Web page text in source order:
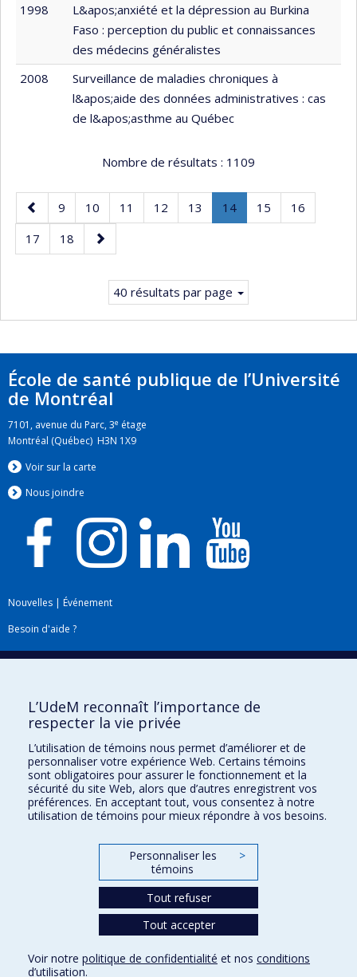
1998
L&apos;anxiété et la dépression au Burkina
Faso : perception du public et connaissances
des médecins généralistes
2008
Surveillance de maladies chroniques à
l&apos;aide des données administratives : cas
de l&apos;asthme au Québec
Nombre de résultats : 1109
Page
précédente
Page
9 Page
10 Page
11 Page
12 Page
13 Page
14.
Page
Page
15 Page
16
Page
17 Page
18
Page
suivante
40 résultats par page
École de santé publique de l’Université
de Montréal
7101, avenue du Parc, 3e étage
Montréal (Québec) H3N 1X9
Voir sur la carte
Nous joindre
Nouvelles | Événement
Besoin d'aide ?
Plan du site|Accessibilité
Téléchargez les logos de l'ESPUM
Paramètres des témoins
L’UdeM reconnaît l’importance de
respecter la vie privée
L’utilisation de témoins nous permet d’améliorer et de
personnaliser votre expérience Web. Certains témoins
sont obligatoires pour assurer le fonctionnement et la
sécurité du site Web, alors que d’autres enregistrent vos
préférences. En acceptant tout, vous consentez à notre
utilisation de témoins pour mieux répondre à vos besoins.
Personnaliser les
témoins
>
Tout refuser
Tout accepter
Voir notre politique de confidentialité et nos conditions
d’utilisation.